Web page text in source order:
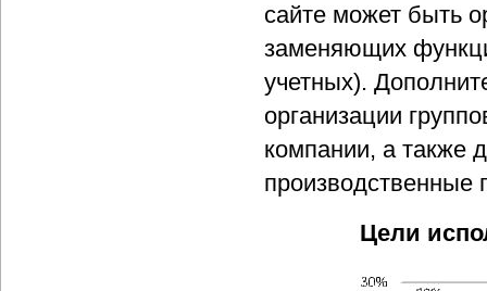
сайте может быть
заменяющих
учетных).
организации
компании, а также
производственные
Цели